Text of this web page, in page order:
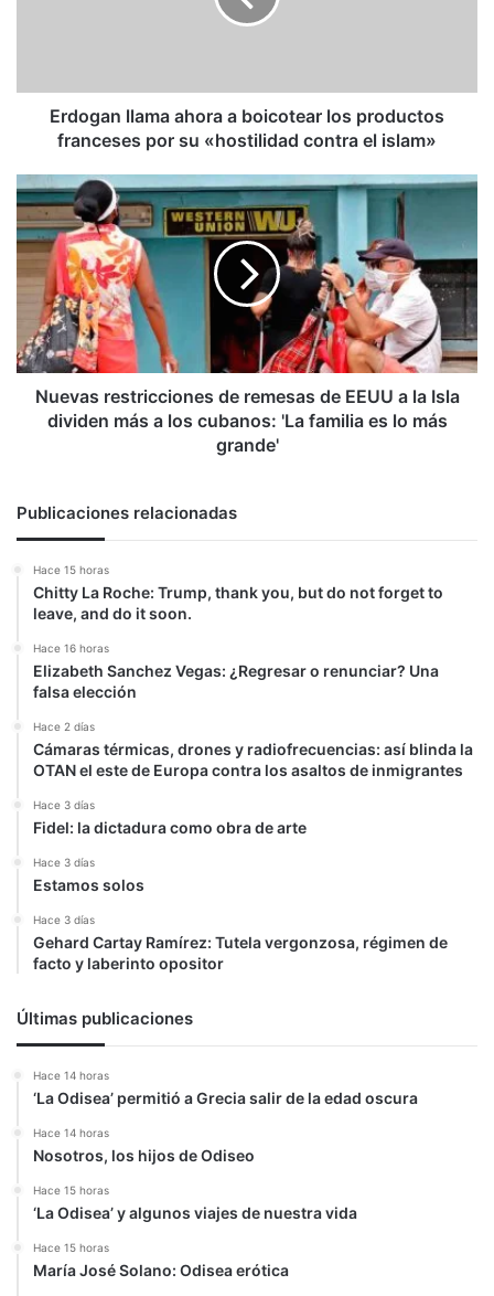
por
«hostilidad
islam»
Erdogan llama ahora a boicotear los productos
franceses por su «hostilidad contra el islam»
Nuevas
restricciones
de
remesas
de
EEUU
la
Isla
dividen
'La
lo
más
grande'
Nuevas restricciones de remesas de EEUU a la Isla
dividen más a los cubanos: 'La familia es lo más
grande'
Publicaciones relacionadas
Hace 15 horas
Chitty La Roche: Trump, thank you, but do not forget to
leave, and do it soon.
Hace 16 horas
Elizabeth Sanchez Vegas: ¿Regresar o renunciar? Una
falsa elección
Hace 2 días
Cámaras térmicas, drones y radiofrecuencias: así blinda la
OTAN el este de Europa contra los asaltos de inmigrantes
Hace 3 días
Fidel: la dictadura como obra de arte
Hace 3 días
Estamos solos
Hace 3 días
Gehard Cartay Ramírez: Tutela vergonzosa, régimen de
facto y laberinto opositor
Últimas publicaciones
Hace 14 horas
‘La Odisea’ permitió a Grecia salir de la edad oscura
Hace 14 horas
Nosotros, los hijos de Odiseo
Hace 15 horas
‘La Odisea’ y algunos viajes de nuestra vida
Hace 15 horas
María José Solano: Odisea erótica